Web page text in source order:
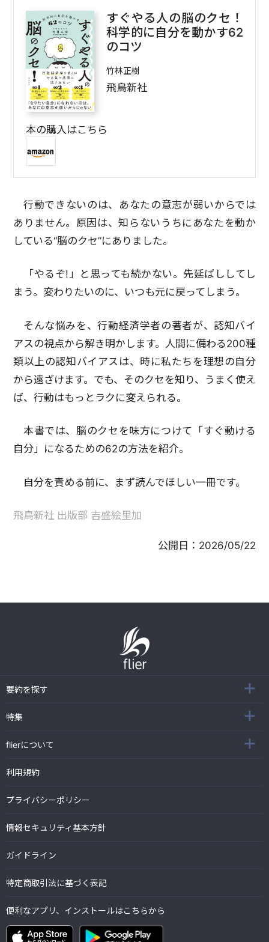
すぐやる人の脳のクセ！
科学的に自分を動かす62
のコツ
竹林正樹
飛鳥新社
本の購入はこちら
行動できないのは、あなたの意志が弱いからでは
ありません。原因は、知らないうちにあなたを動か
している“脳のクセ”にありました。
「やるぞ!」と思っても続かない。先延ばししてし
まう。変わりたいのに、いつも元に戻ってしまう。
そんな悩みを、行動経済学者の著者が、認知バイ
アスの視点から解き明かします。人間に備わる200種
類以上の認知バイアスは、時に私たちを理想の自分
から遠ざけます。でも、そのクセを知り、うまく使え
ば、行動はもっとラクに変えられる。
本書では、脳のクセを味方につけて「すぐ動ける
自分」になるための62の方法を紹介。
自分を責める前に、まず読んでほしい一冊です。
飛鳥新社 出版部 吉盛絵里加
公開日： 2026/05/22
要約を探す
特集
flierについて
利用規約
プライバシーポリシー
情報セキュリティ基本方針
ガイドライン
特定商取引法に基づく表記
便利なアプリ、インストールはこちらから